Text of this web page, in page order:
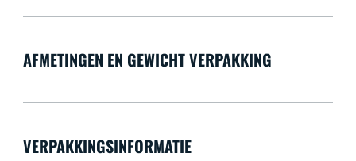
AFMETINGEN EN GEWICHT VERPAKKING
VERPAKKINGSINFORMATIE